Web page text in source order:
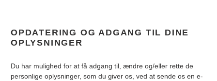
OPDATERING OG ADGANG TIL DINE
OPLYSNINGER
Du har mulighed for at få adgang til, ændre og/eller rette de
personlige oplysninger, som du giver os, ved at sende os en e-